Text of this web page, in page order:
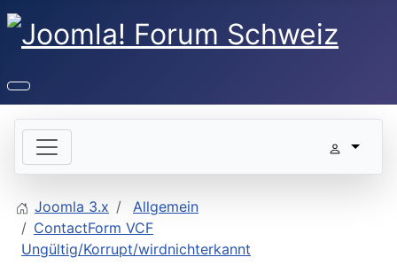
Joomla 3.x
Allgemein
ContactForm VCF
Ungültig/Korrupt/wirdnichterkannt